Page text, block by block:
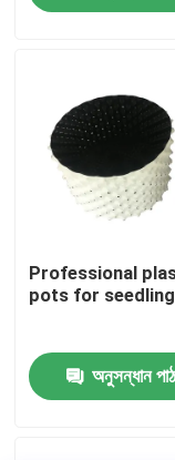
ভিডিও
কারখানা পরিদর্শন
গুণমান নিয়ন্ত্রণ
Professional
pots for
অনুসন্ধান